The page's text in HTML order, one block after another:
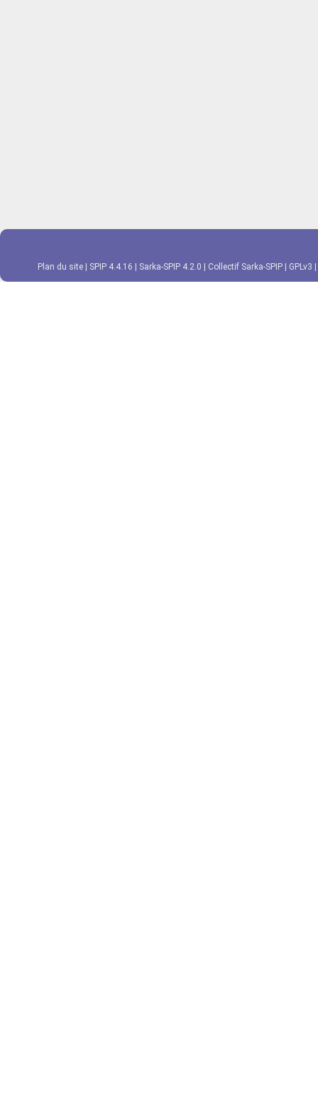
Plan du site SPIP 4.4.16 Sarka-SPIP 4.2.0 Collectif Sarka-SPIP GPLv3